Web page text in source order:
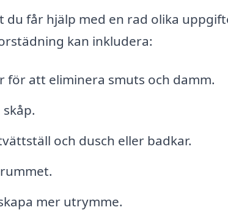
får hjälp med en rad olika
kan inkludera:
för att eliminera smuts och damm.
och dusch eller badkar.
mer utrymme.